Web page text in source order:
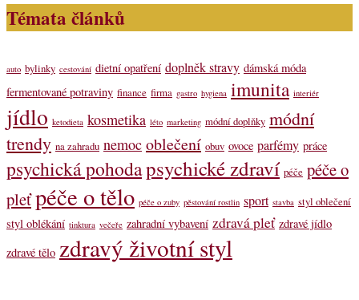
Témata článků
auto bylinky cestování dietní opatření doplněk stravy dámská móda
fermentované potraviny finance firma gastro hygiena imunita interiér
jídlo ketodieta kosmetika léto marketing módní doplňky módní
trendy na zahradu nemoc oblečení obuv ovoce parfémy práce
psychická pohodapsychické zdraví péče péče o
pleťpéče o tělo péče o zuby pěstování rostlin sport stavba styl oblečení
styl oblékání tinktura večeře zahradní vybavení zdravá pleť zdravé jídlo
zdravé tělo zdravý životní styl